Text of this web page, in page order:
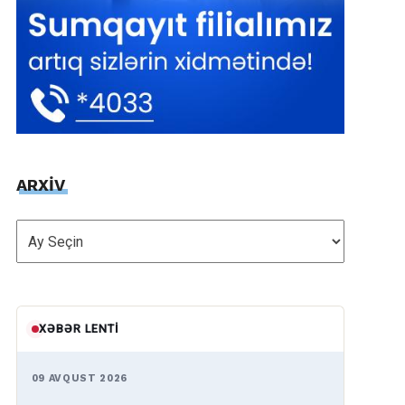
ARXİV
ARXİV
XƏBƏR LENTI
09 AVQUST 2026